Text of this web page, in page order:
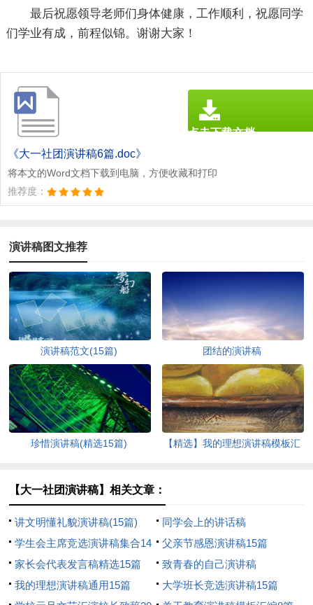
最后祝愿领导老师们身体健康，工作顺利，祝愿同学
们学业有成，前程似锦。谢谢大家！
《大一社团演讲稿6篇.doc》
将本文的Word文档下载到电脑，方便收藏和打印
推荐度：
点击下载文档
演讲稿图文推荐
演讲稿范文(15篇) 团结的演讲稿
珍惜演讲稿(精选15篇)
【精选】我的理想演讲稿模板汇
【大一社团演讲稿】相关文章：
讲文明懂礼貌演讲稿(15篇)
同学会上的讲话稿
学生会主席竞选演讲稿集合14
篇
父亲节感恩演讲稿15篇
家长会代表发言稿精选15篇
致青春的自己演讲稿
我的理想演讲稿通用15篇
大学班长竞选演讲稿15篇